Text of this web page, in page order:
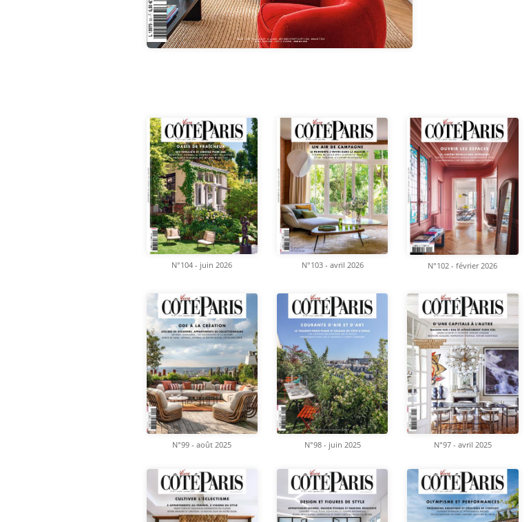
N°104 - juin 2026 N°103 - avril 2026 N°102 - février 2026
N°99 - août 2025 N°98 - juin 2025 N°97 - avril 2025